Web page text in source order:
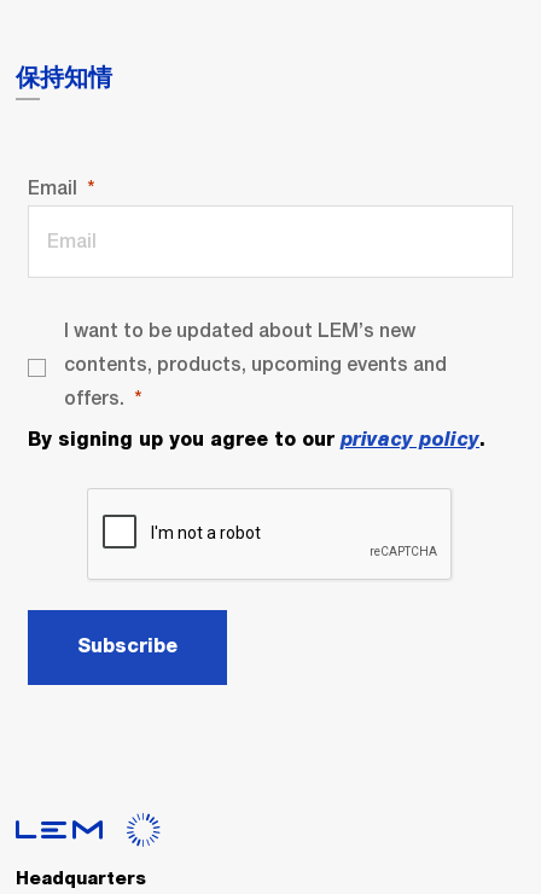
保持知情
Email
I want to be updated about LEM’s new
contents, products, upcoming events and
offers.
By signing up you agree to our privacy policy.
Subscribe
Headquarters